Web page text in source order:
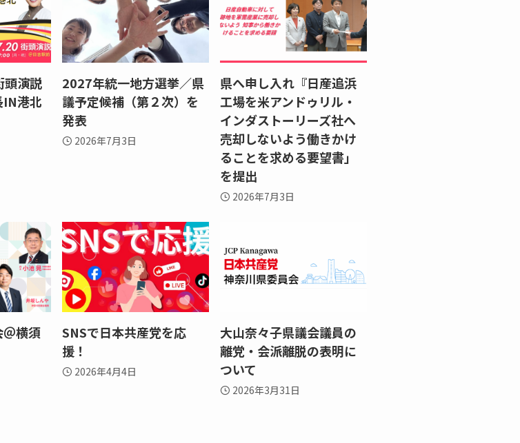
頭演説
IN港北
2027年統一地方選挙／県
議予定候補（第２次）を
発表
2026年7月3日
県へ申し入れ『日産追浜
工場を米アンドゥリル・
インダストーリーズ社へ
売却しないよう働きかけ
ることを求める要望書」
を提出
2026年7月3日
＠横須
SNSで日本共産党を応
援！
2026年4月4日
大山奈々子県議会議員の
離党・会派離脱の表明に
ついて
2026年3月31日